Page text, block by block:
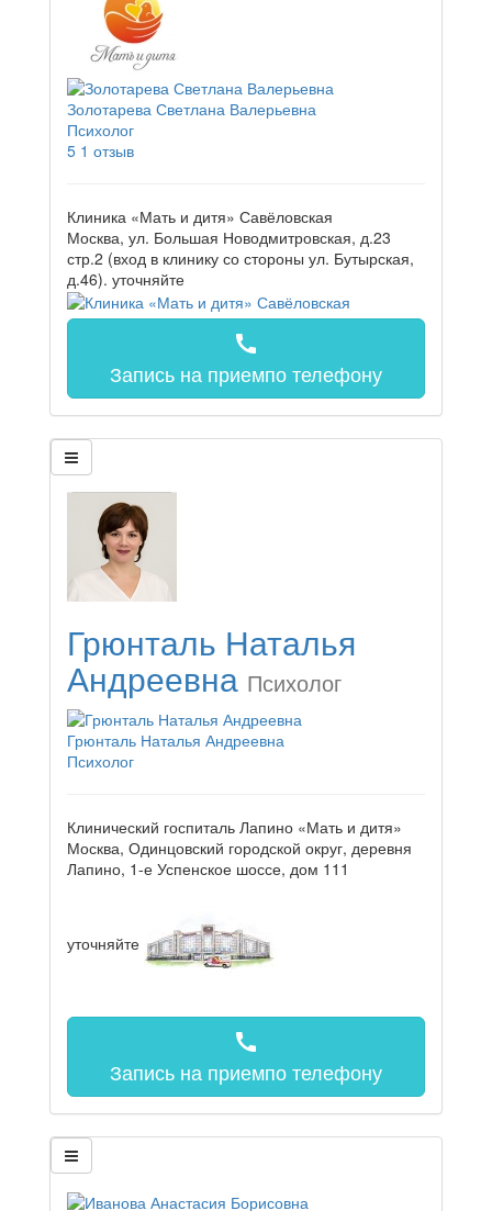
Золотарева Светлана Валерьевна
Психолог
5 1 отзыв
Клиника «Мать и дитя» Савёловская
Москва, ул. Большая Новодмитровская, д.23
стр.2 (вход в клинику со стороны ул. Бутырская,
д.46). уточняйте
call
Запись на приемпо телефону
Грюнталь Наталья
Андреевна Психолог
Грюнталь Наталья Андреевна
Психолог
Клинический госпиталь Лапино «Мать и дитя»
Москва, Одинцовский городской округ, деревня
Лапино, 1-е Успенское шоссе, дом 111
уточняйте
call
Запись на приемпо телефону